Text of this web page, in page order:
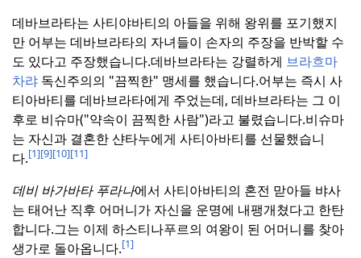
데바브라타는 사티야바티의 아들을 위해 왕위를 포기했지
만 어부는 데바브라타의 자녀들이 손자의 주장을 반박할 수
도 있다고 주장했습니다.데바브라타는 강렬하게 브라흐마
차랴 독신주의의 "끔찍한" 맹세를 했습니다.어부는 즉시 사
티아바티를 데바브라타에게 주었는데, 데바브라타는 그 이
후로 비슈마("약속이 끔찍한 사람")라고 불렸습니다.비슈마
는 자신과 결혼한 샨타누에게 사티아바티를 선물했습니
다.[1][9][10][11]
데비 바가바타 푸라나에서 사티아바티의 혼전 맏아들 뱌사
는 태어난 직후 어머니가 자신을 운명에 내팽개쳤다고 한탄
합니다.그는 이제 하스티나푸르의 여왕이 된 어머니를 찾아
생가로 돌아옵니다.[1]